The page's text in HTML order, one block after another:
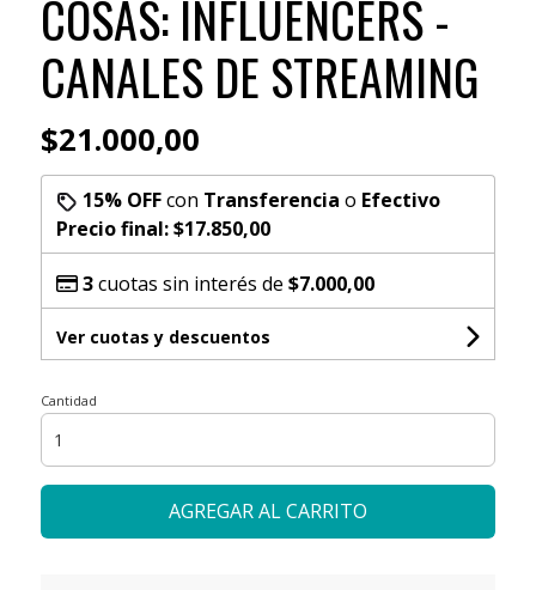
COSAS: INFLUENCERS -
CANALES DE STREAMING
$21.000,00
15% OFFcon Transferencia o Efectivo
Precio final:$17.850,00
3cuotas sin interés de $7.000,00
Ver cuotas y descuentos
Cantidad
AGREGAR AL CARRITO